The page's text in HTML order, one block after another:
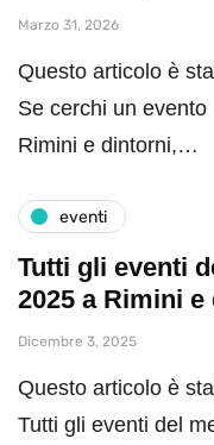
Marzo 31, 2026
Questo articolo è
Se cerchi un
Rimini e dintorni,…
eventi
Tutti gli eventi
2025 a Rimini
Dicembre 3, 2025
Questo articolo è
Tutti gli eventi del